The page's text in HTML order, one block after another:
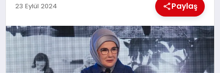
SPOR & FITNESS
BESLENME
EĞITIM
23 Eylül 2024 Paylaş